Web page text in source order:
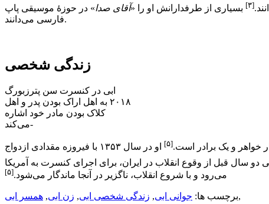
[۳] بسیاری از طرفدارانش او را «آقای صدا» در حوزهٔ موسیقی پاپ
فارسی می‌دانند.
زندگی شخصی
ابی در کنسرت سن پترزبورگ
۲۰۱۸ به اهل اراک بودن پدر و اهل
کلاک بودن مادر خود اشاره
می‌کند-
خواهر و یک برادر است.[۵]
او در سال ۱۳۵۳ با فیروزه مقدادی ازدواج
دو سال قبل از وقوع انقلاب در ایران، برای اجرای کنسرت به آمریکا
می‌رود و با شروع انقلاب، ناگزیر در آنجا ماندگار می‌شود.[۵]
برچسب ها: جوانی ابی, زندگی شخصی ابی, زن ابی, همسر ابی
,